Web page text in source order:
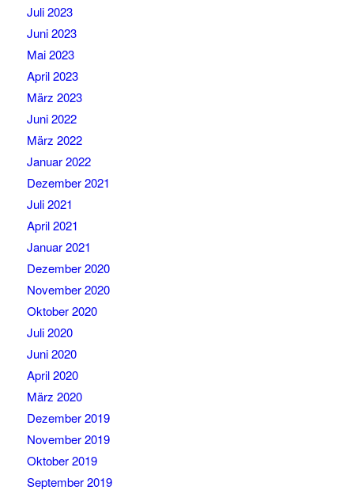
Juli 2023
Juni 2023
Mai 2023
April 2023
März 2023
Juni 2022
März 2022
Januar 2022
Dezember 2021
Juli 2021
April 2021
Januar 2021
Dezember 2020
November 2020
Oktober 2020
Juli 2020
Juni 2020
April 2020
März 2020
Dezember 2019
November 2019
Oktober 2019
September 2019